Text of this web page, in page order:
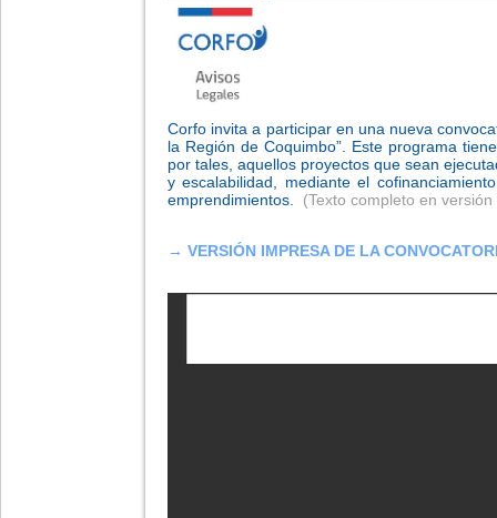
Corfo invita a participar en una nueva
la Región de Coquimbo”. Este programa
por tales, aquellos proyectos que sean
y escalabilidad, mediante el
emprendimientos.
(Texto completo en
→ VERSIÓN IMPRESA DE LA